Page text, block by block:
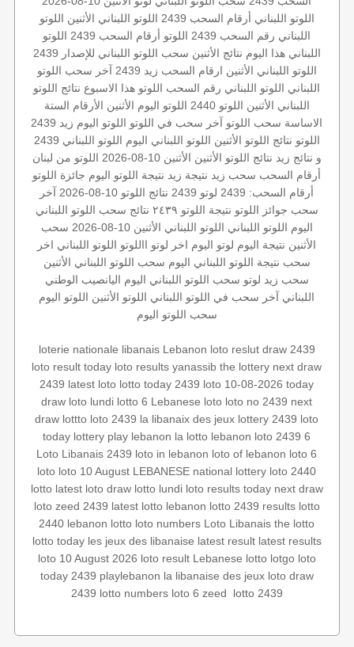
اللوتو اللبناني أرقام السحب 2439
اللوتو اللبناني الأثنين اللوتو
اللبناني رقم السحب 2439
اللوتو أرقام السحب 2439
اللوتو
اللبناني هذا اليوم نتائج الأثنين سحب اللوتو اللبناني للإصدار 2439
اللوتو اللبناني الأثنين ارقام السحب زيد 2439
آخر سحب اللوتو
اللبناني اللوتو اللبناني رقم السحب اللوتو هذا الاسبوع نتائج اللوتو
اللبناني الأثنين اللوتو 2440 اللوتو اليوم الأثنين الأرقام الستة
الاساسة سحب اللوتو آخر سحب في اللوتو اللوتو اليوم زيد 2439
اللوتو نتائج اللوتو الأثنين اللوتو اللبناني اليوم
اللوتو اللبناني 2439
و نتائج زيد نتائج اللوتو الأثنين الأثنين 10-08-2026
اللوتو من لبنان
أرقام السحب سحب زيد نتيجة زيد نتيجة اللوتو اليوم جائزة اللوتو
أرقام السحب: 2439
لوتو 2439 نتائج اللوتو 10-08-2026
آخر
سحب جوائز اللوتو نتيجة اللوتو ٢٤٣٩
نتائج سحب اللوتو اللبناني
اليوم اللوتو اللبناني اللوتو اللبناني الأثنين 10-08-2026
سحب
الأثنين نتيجة اليوم لوتو اليوم اخر لوتو االلوتو اللوتو اللبناني اخر
سحب نتيجة اللوتو اللبناني اليوم سحب اللوتو اللبناني الأثنين
سحب زيد لوتو سحب اللوتو اللبناني اليوم اليانصيب الوطني
اللبناني آخر سحب في اللوتو اللبناني اللوتو الأثنين اللوتو اليوم
سحب اللوتو اليوم
loterie nationale libanais Lebanon loto reslut draw 2439
loto result today loto results yanassib the lottery next draw
2439 latest loto lotto today 2439 loto 10-08-2026 today
draw loto lundi lotto 6 Lebanese loto loto no 2439 next
draw lottto loto 2439 la libanaix des jeux lottery 2439 loto
today lottery play lebanon la lotto lebanon loto 2439 6
Loto Libanais 2439 loto in lebanon loto of lebanon loto 6
loto loto 10 August LEBANESE national lottery loto 2440
lotto latest loto draw lotto lundi loto results today next draw
loto zeed 2439 latest lotto lebanon lotto 2439 results lotto
2440 lebanon lotto loto numbers Loto Libanais the lotto
lotto today les jeux des libanaise latest result latest results
loto 10 August 2026 loto result Lebanese lotto lotgo loto
today 2439 playlebanon la libanaise des jeux loto draw
2439 lotto numbers loto 6 zeed lotto 2439